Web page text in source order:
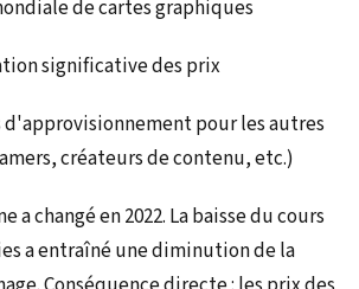
de cartes graphiques
significative des prix
pour les autres
créateurs de contenu, etc.)
a changé en 2022. La baisse du cours
a entraîné une diminution de la